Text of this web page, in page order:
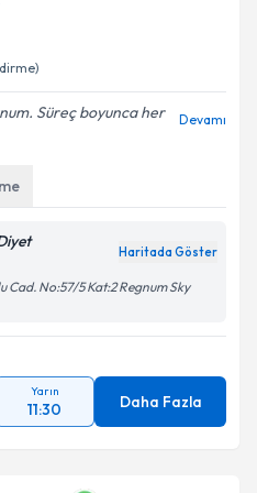
Süreç boyunca her
Devamı
Haritada Göster
Cad. No:57/5 Kat:2 Regnum Sky
Yarın
11:30 Daha Fazla